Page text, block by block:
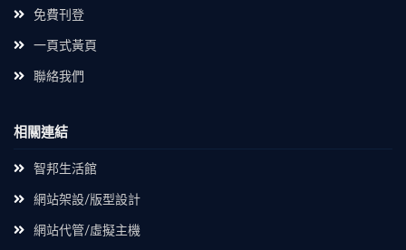
免費刊登
一頁式黃頁
聯絡我們
相關連結
智邦生活館
網站架設/版型設計
網站代管/虛擬主機